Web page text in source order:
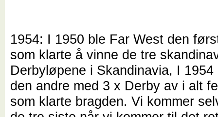
1954: I 1950 ble Far West den
som klarte å vinne de tre
Derbyløpene i Skandinavia, I 1954
den andre med 3 x Derby av i alt
som klarte bragden. Vi kommer